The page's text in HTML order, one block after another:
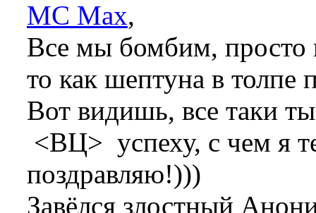
MC Max,
Все мы бомбим, просто
то как шептуна в толпе
Вот видишь, все таки
<ВЦ> успеху, с чем я
поздравляю!)))
Завёлся злостный